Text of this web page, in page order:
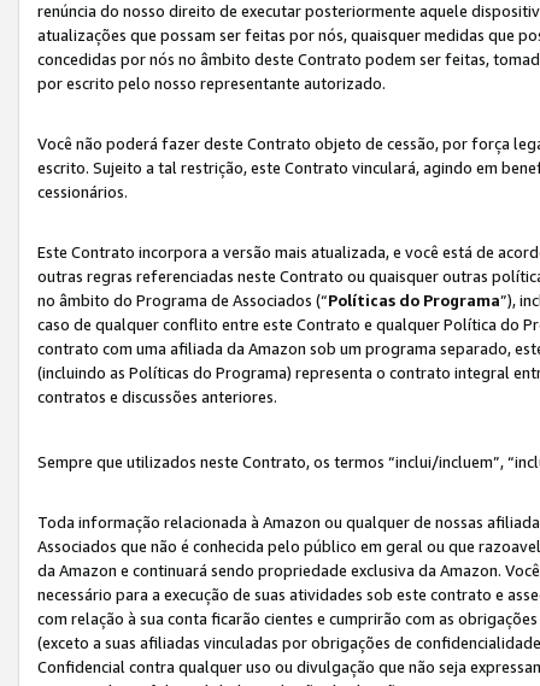
renúncia do nosso direito de executar posteriormente aquele
atualizações que possam ser feitas por nós, quaisquer medidas que
concedidas por nós no âmbito deste Contrato podem ser feitas,
por escrito pelo nosso representante autorizado.
Você não poderá fazer deste Contrato objeto de cessão, por força
escrito. Sujeito a tal restrição, este Contrato vinculará, agindo em
cessionários.
Este Contrato incorpora a versão mais atualizada, e você está de
outras regras referenciadas neste Contrato ou quaisquer outras
no âmbito do Programa de Associados (“Políticas do Programa”),
caso de qualquer conflito entre este Contrato e qualquer Política do
contrato com uma afiliada da Amazon sob um programa separado,
(incluindo as Políticas do Programa) representa o contrato integral
contratos e discussões anteriores.
Sempre que utilizados neste Contrato, os termos “inclui/incluem”,
Toda informação relacionada à Amazon ou qualquer de nossas
Associados que não é conhecida pelo público em geral ou que
da Amazon e continuará sendo propriedade exclusiva da Amazon.
necessário para a execução de suas atividades sob este contrato e
com relação à sua conta ficarão cientes e cumprirão com as
(exceto a suas afiliadas vinculadas por obrigações de
Confidencial contra qualquer uso ou divulgação que não seja